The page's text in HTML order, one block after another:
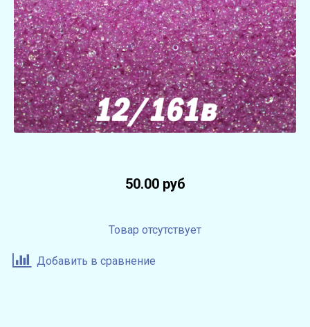
50.00 руб
Товар отсутствует
Добавить в сравнение